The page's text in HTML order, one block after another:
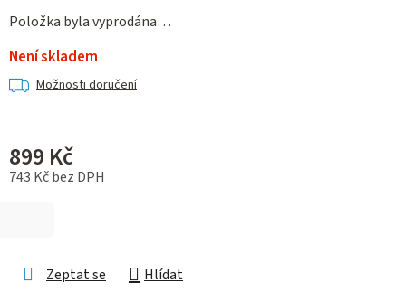
Položka byla vyprodána…
Není skladem
Možnosti doručení
899 Kč
743 Kč bez DPH
Zeptat se Hlídat